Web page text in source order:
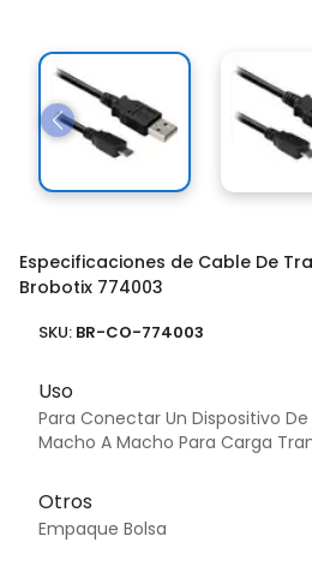
Especificaciones de Cable De
Brobotix 774003
SKU: BR-CO-774003
Uso
Para Conectar Un Dispositivo De
Macho A Macho Para Carga
Otros
Empaque Bolsa